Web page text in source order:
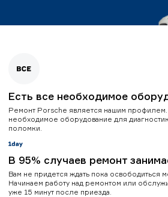
Есть все необходимое
Ремонт Porsche является нашим профилем.
необходимое оборудование для
поломки.
В 95% случаев ремонт
Вам не придется ждать пока освободиться
Начинаем работу над ремонтом или
уже 15 минут после приезда.